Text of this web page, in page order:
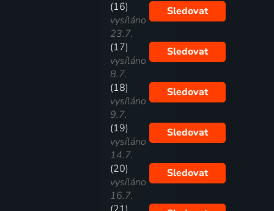
(16)
vysíláno
23.7.
Sledovat
(17)
vysíláno
8.7.
Sledovat
(18)
vysíláno
9.7.
Sledovat
(19)
vysíláno
14.7.
Sledovat
(20)
vysíláno
16.7.
Sledovat